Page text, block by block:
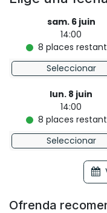
sam. 6 juin
14:00
8 places
Seleccionar
lun. 8 juin
14:00
8 places
Seleccionar
Ofrenda